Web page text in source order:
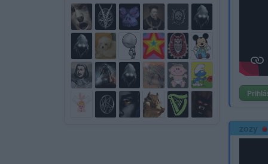
zozy